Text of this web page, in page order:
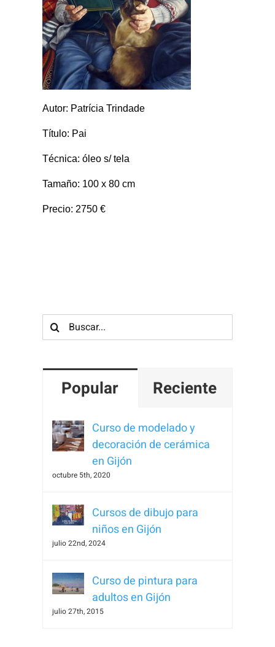
Autor: Patrícia Trindade
Título: Pai
Técnica: óleo s/ tela
Tamaño: 100 x 80 cm
Precio: 2750 €
Buscar:
Popular Reciente
Curso de modelado y
decoración de cerámica
en Gijón
octubre 5th, 2020
Cursos de dibujo para
niños en Gijón
julio 22nd, 2024
Curso de pintura para
adultos en Gijón
julio 27th, 2015